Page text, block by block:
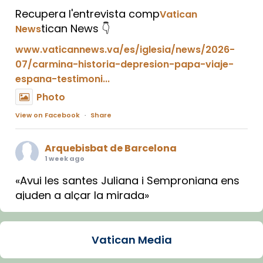
Recupera l'entrevista compVatican
Newstican News 👇
www.vaticannews.va/es/iglesia/news/2026-
07/carmina-historia-depresion-papa-viaje-
espana-testimoni...
Photo
View on Facebook · Share
Arquebisbat de Barcelona
1 week ago
«Avui les santes Juliana i Semproniana ens
ajuden a alçar la mirada»
Mons. Sergi Gordo, bisbe de Tortosa, ha
Santes de Mataró.Vatican Media